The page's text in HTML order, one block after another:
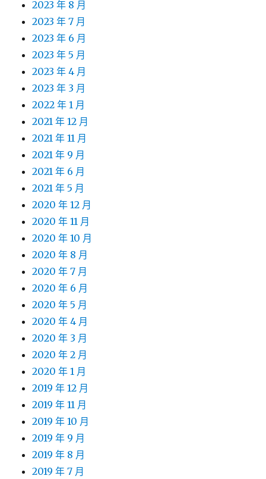
2023 年 8 月
2023 年 7 月
2023 年 6 月
2023 年 5 月
2023 年 4 月
2023 年 3 月
2022 年 1 月
2021 年 12 月
2021 年 11 月
2021 年 9 月
2021 年 6 月
2021 年 5 月
2020 年 12 月
2020 年 11 月
2020 年 10 月
2020 年 8 月
2020 年 7 月
2020 年 6 月
2020 年 5 月
2020 年 4 月
2020 年 3 月
2020 年 2 月
2020 年 1 月
2019 年 12 月
2019 年 11 月
2019 年 10 月
2019 年 9 月
2019 年 8 月
2019 年 7 月